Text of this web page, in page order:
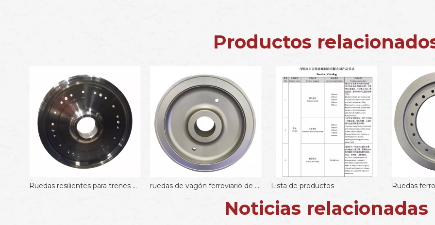
Productos
Ruedas resilientes para trenes de metro con TSI ruedas de vagón ferroviario de 850 mm Lista de productos
Noticias relacionadas